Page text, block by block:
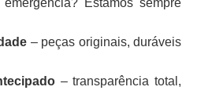
Estamos sempre
– peças originais, duráveis
– transparência total,